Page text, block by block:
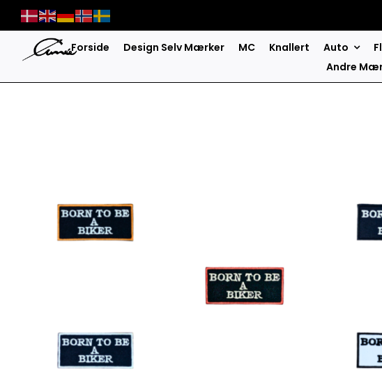
content
Forside Design Selv Mærker MC Knallert Auto
Andre